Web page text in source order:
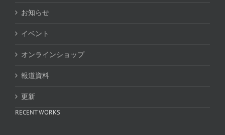
お知らせ
イベント
オンラインショップ
報道資料
更新
RECENT WORKS